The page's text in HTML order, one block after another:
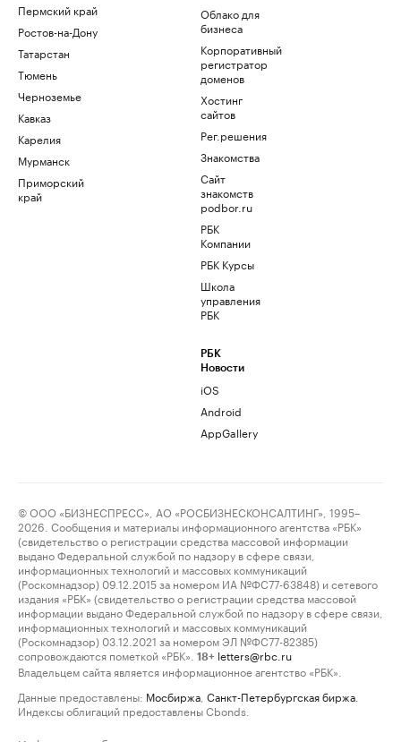
Пермский край
Ростов-на-Дону
Татарстан
Тюмень
Черноземье
Кавказ
Карелия
Мурманск
Приморский
край
Облако для
бизнеса
Корпоративный
регистратор
доменов
Хостинг
сайтов
Рег.решения
Знакомства
Сайт
знакомств
podbor.ru
РБК
Компании
РБК Курсы
Школа
управления
РБК
РБК
Новости
iOS
Android
AppGallery
© ООО «БИЗНЕСПРЕСС», АО «РОСБИЗНЕСКОНСАЛТИНГ», 1995–
2026. Сообщения и материалы информационного агентства «РБК»
(свидетельство о регистрации средства массовой информации
выдано Федеральной службой по надзору в сфере связи,
информационных технологий и массовых коммуникаций
(Роскомнадзор) 09.12.2015 за номером ИА №ФС77-63848) и сетевого
издания «РБК» (свидетельство о регистрации средства массовой
информации выдано Федеральной службой по надзору в сфере связи,
информационных технологий и массовых коммуникаций
(Роскомнадзор) 03.12.2021 за номером ЭЛ №ФС77-82385)
сопровождаются пометкой «РБК».
18+ letters@rbc.ru
Владельцем сайта является информационное агентство «РБК».
Данные предоставлены: Мосбиржа Санкт-Петербургская биржа
Индексы облигаций предоставлены Cbonds.